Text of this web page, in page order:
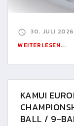
30. JULI
WEITERLESEN...
KAMUI
BALL / 9-